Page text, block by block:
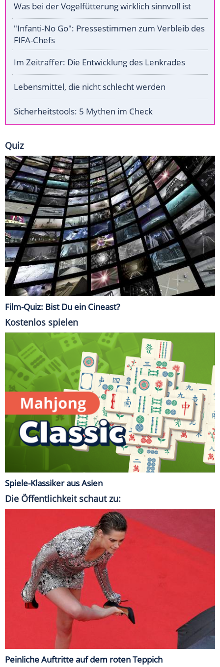
Was bei der Vogelfütterung wirklich sinnvoll ist
"Infanti-No Go": Pressestimmen zum Verbleib des
FIFA-Chefs
Im Zeitraffer: Die Entwicklung des Lenkrades
Lebensmittel, die nicht schlecht werden
Sicherheitstools: 5 Mythen im Check
Quiz
Film-Quiz: Bist Du ein Cineast?
Kostenlos spielen
Spiele-Klassiker aus Asien
Die Öffentlichkeit schaut zu:
Peinliche Auftritte auf dem roten Teppich